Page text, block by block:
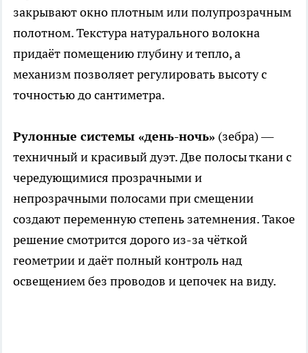
закрывают окно плотным или полупрозрачным
полотном. Текстура натурального волокна
придаёт помещению глубину и тепло, а
механизм позволяет регулировать высоту с
точностью до сантиметра.
Рулонные системы «день-ночь» (зебра) —
техничный и красивый дуэт. Две полосы ткани с
чередующимися прозрачными и
непрозрачными полосами при смещении
создают переменную степень затемнения. Такое
решение смотрится дорого из-за чёткой
геометрии и даёт полный контроль над
освещением без проводов и цепочек на виду.